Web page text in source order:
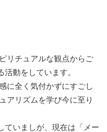
リチュアルな観点からご
動をしています。
に全く気付かずにすごし
アリズムを学び今に至り
ていましが、現在は「メー